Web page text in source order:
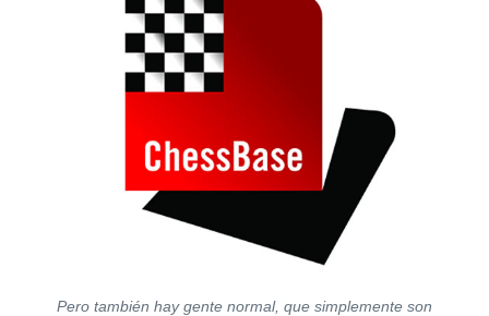
Pero también hay gente normal, que simplemente son